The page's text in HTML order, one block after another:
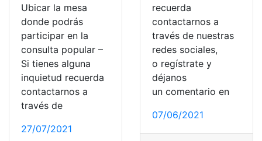
Ubicar la mesa
donde podrás
participar en la
consulta popular –
Si tienes alguna
inquietud recuerda
contactarnos a
través de
27/07/2021
recuerda
contactarnos a
través de nuestras
redes sociales,
o regístrate y
déjanos
un comentario en
07/06/2021